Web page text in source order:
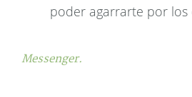
poder agarrarte por los
Messenger.